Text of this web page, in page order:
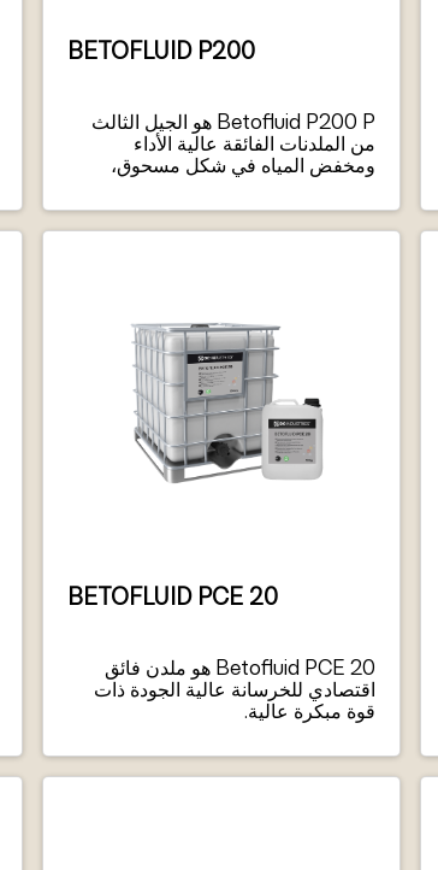
BETOFLUID P200
Betofluid P200 P هو الجيل الثالث
من الملدنات الفائقة عالية الأداء
ومخفض المياه في شكل مسحوق،
الكربوكسيلات (PCE).
BETOFLUID PCE 20
Betofluid PCE 20 هو ملدن فائق
اقتصادي للخرسانة عالية الجودة ذات
قوة مبكرة عالية.
بدرجات الاتساق